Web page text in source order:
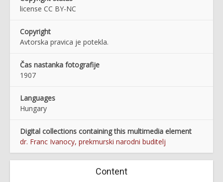
license CC BY-NC
Copyright
Avtorska pravica je potekla.
Čas nastanka fotografije
1907
Languages
Hungary
Digital collections containing this multimedia element
dr. Franc Ivanocy, prekmurski narodni buditelj
Content